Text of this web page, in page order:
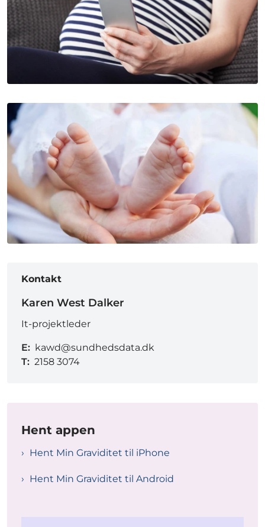
Kontakt
Karen West Dalker
It-projektleder
E: kawd@sundhedsdata.dk
T: 2158 3074
Hent appen
Hent Min Graviditet til iPhone
Hent Min Graviditet til Android